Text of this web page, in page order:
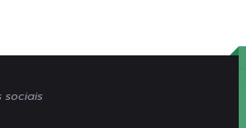
sociais